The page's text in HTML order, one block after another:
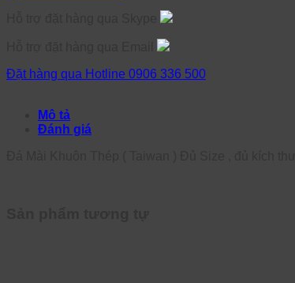
Đặt hàng qua Hotline 0906 336 500
Mô tả
Đánh giá